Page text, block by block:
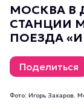
Статьи
Молодёжь
Молодёжь
Молодёжь
Молодёжь
Молодёжь
МОСКВА В
СТАНЦИИ
ПОЕЗДА
Поделиться
Фото: Игорь Захаров.